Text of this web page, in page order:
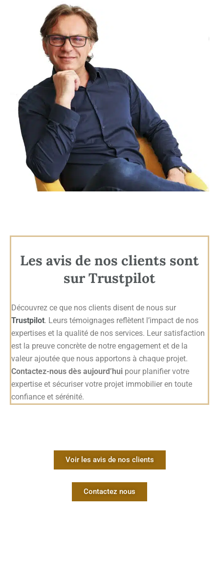
Les avis de nos clients sont
sur Trustpilot
Découvrez ce que nos clients disent de nous sur
Trustpilot. Leurs témoignages reflètent l’impact de nos
expertises et la qualité de nos services. Leur satisfaction
est la preuve concrète de notre engagement et de la
valeur ajoutée que nous apportons à chaque projet.
Contactez-nous dès aujourd’hui pour planifier votre
expertise et sécuriser votre projet immobilier en toute
confiance et sérénité.
Voir les avis de nos clients
Contactez nous